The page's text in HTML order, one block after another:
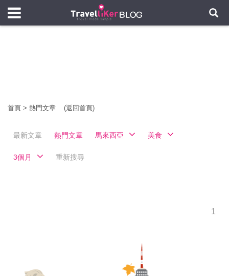
首頁 > 熱門文章 (返回首頁)
最新文章 熱門文章 馬來西亞 美食
3個月 重新搜尋
1